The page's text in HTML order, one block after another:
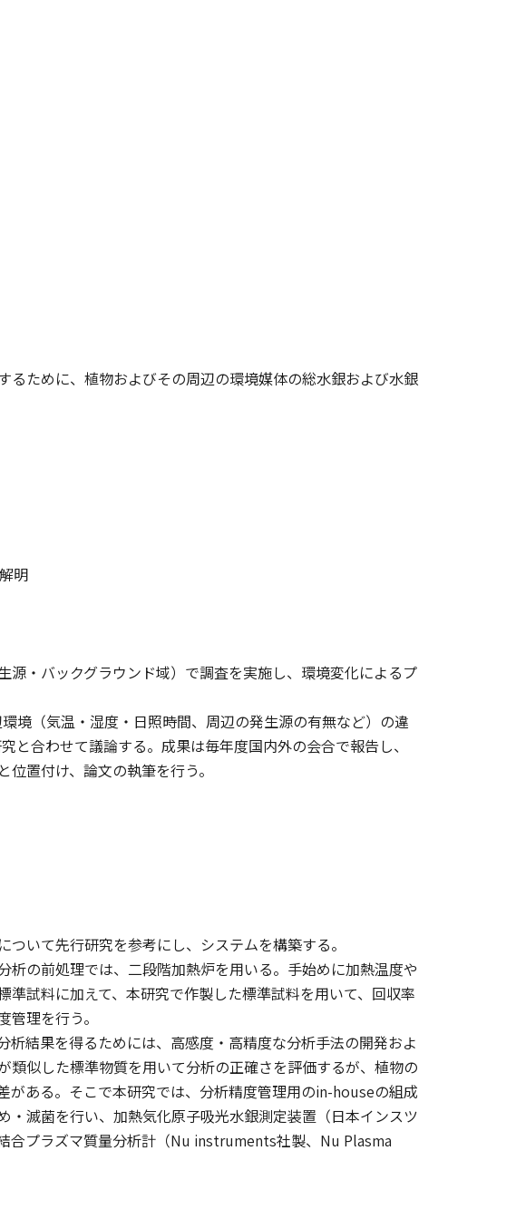
ために、植物およびその周辺の環境媒体の総水銀および水銀
明
源・バックグラウンド域）で調査を実施し、環境変化によるプ
境（気温・湿度・日照時間、周辺の発生源の有無など）の違
合わせて議論する。成果は毎年度国内外の会合で報告し、
置付け、論文の執筆を行う。
いて先行研究を参考にし、システムを構築する。
の前処理では、二段階加熱炉を用いる。手始めに加熱温度や
試料に加えて、本研究で作製した標準試料を用いて、回収率
理を行う。
結果を得るためには、高感度・高精度な分析手法の開発およ
似した標準物質を用いて分析の正確さを評価するが、植物の
ある。そこで本研究では、分析精度管理用のin-houseの組成
滅菌を行い、加熱気化原子吸光水銀測定装置（日本インスツ
合プラズマ質量分析計（Nu instruments社製、Nu Plasma